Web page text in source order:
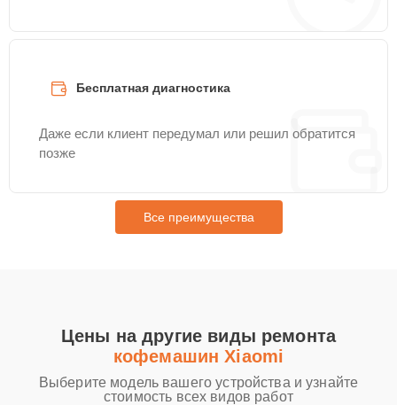
Бесплатная диагностика
Даже если клиент передумал или решил обратится
позже
Все преимущества
Цены на другие виды ремонта
кофемашин Xiaomi
Выберите модель вашего устройства и узнайте
стоимость всех видов работ